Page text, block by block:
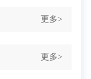
更多>
更多>